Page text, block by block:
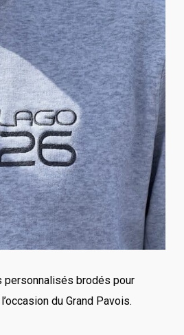
personnalisés brodés pour
du Grand Pavois.